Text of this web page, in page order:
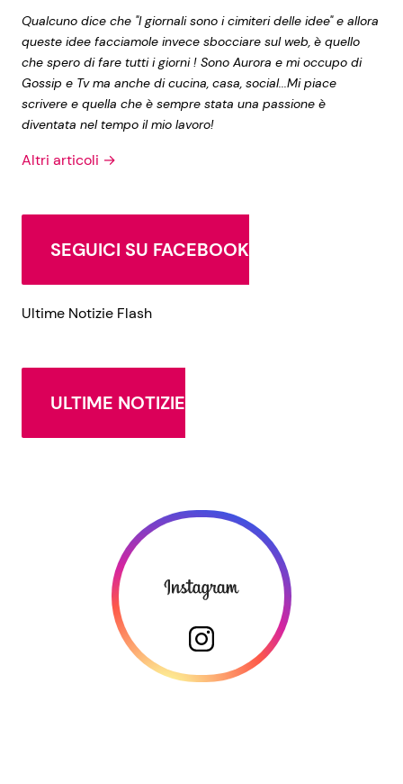
Qualcuno dice che "I giornali sono i cimiteri delle idee" e allora
queste idee facciamole invece sbocciare sul web, è quello
che spero di fare tutti i giorni ! Sono Aurora e mi occupo di
Gossip e Tv ma anche di cucina, casa, social...Mi piace
scrivere e quella che è sempre stata una passione è
diventata nel tempo il mio lavoro!
Altri articoli →
SEGUICI SU FACEBOOK
Ultime Notizie Flash
ULTIME NOTIZIE